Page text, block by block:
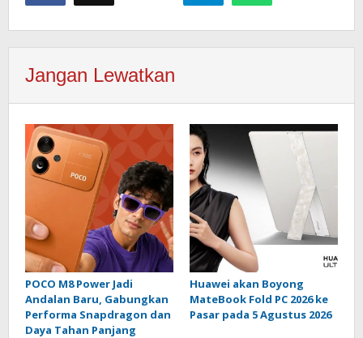
Jangan Lewatkan
POCO M8 Power Jadi
Andalan Baru, Gabungkan
Performa Snapdragon dan
Daya Tahan Panjang
Huawei akan Boyong
MateBook Fold PC 2026 ke
Pasar pada 5 Agustus 2026